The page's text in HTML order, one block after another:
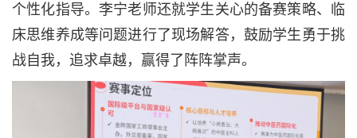
个性化指导。李宁老师还就学生关心的备赛策略、临
床思维养成等问题进行了现场解答，鼓励学生勇于挑
战自我，追求卓越，赢得了阵阵掌声。